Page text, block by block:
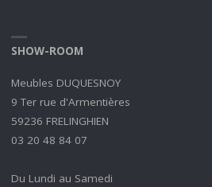
SHOW-ROOM
Meubles DUQUESNOY
9 Ter rue d'Armentières
59236 FRELINGHIEN
03 20 48 84 07
Du Lundi au Samedi